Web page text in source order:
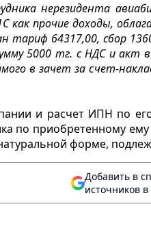
нерезидента
как прочие доходы,
тариф 64317,00, сбор
5000 тг. с НДС и
в зачет за счет-
и расчет ИПН по
по приобретенному
форме,
Добавить в
источников